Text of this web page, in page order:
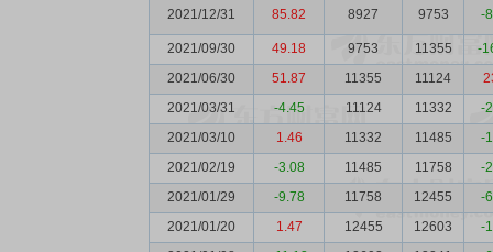
2021/12/31 85.82 8927 9753 -
2021/09/30 49.18 9753 11355
-
2021/06/30
51.87 11355 11124
2021/03/31
-4.45 11124 11332
-
2021/03/10
1.46 11332 11485
-
2021/02/19
-3.08 11485 11758
-
2021/01/29
-9.78 11758 12455
-
2021/01/20
1.47 12455 12603
-